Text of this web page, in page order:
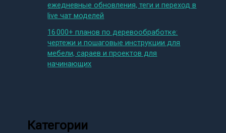
ежедневные обновления, теги и переход в
live чат моделей
16 000+ планов по деревообработке:
чертежи и пошаговые инструкции для
мебели, сараев и проектов для
начинающих
Категории